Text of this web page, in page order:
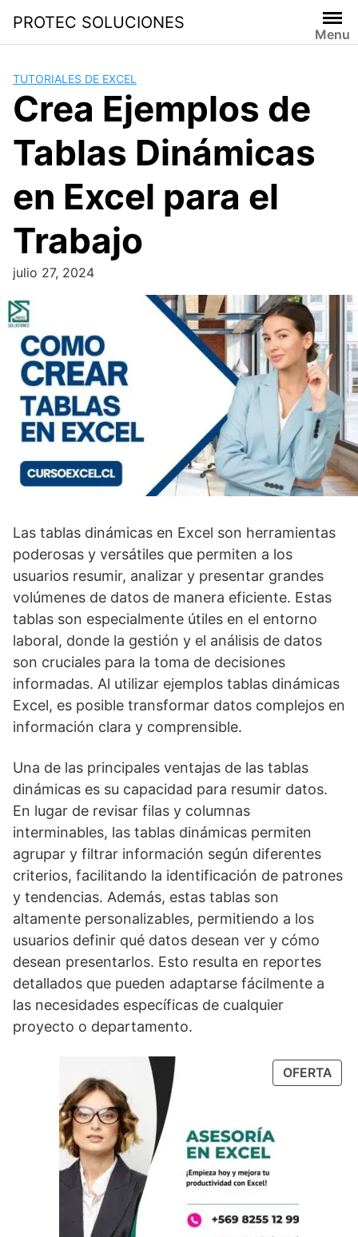
PROTEC SOLUCIONES
Menu
TUTORIALES DE EXCEL
Crea Ejemplos de
Tablas Dinámicas
en Excel para el
Trabajo
julio 27, 2024
Las tablas dinámicas en Excel son herramientas
poderosas y versátiles que permiten a los
usuarios resumir, analizar y presentar grandes
volúmenes de datos de manera eficiente. Estas
tablas son especialmente útiles en el entorno
laboral, donde la gestión y el análisis de datos
son cruciales para la toma de decisiones
informadas. Al utilizar ejemplos tablas dinámicas
Excel, es posible transformar datos complejos en
información clara y comprensible.
Una de las principales ventajas de las tablas
dinámicas es su capacidad para resumir datos.
En lugar de revisar filas y columnas
interminables, las tablas dinámicas permiten
agrupar y filtrar información según diferentes
criterios, facilitando la identificación de patrones
y tendencias. Además, estas tablas son
altamente personalizables, permitiendo a los
usuarios definir qué datos desean ver y cómo
desean presentarlos. Esto resulta en reportes
detallados que pueden adaptarse fácilmente a
las necesidades específicas de cualquier
proyecto o departamento.
OFERTA